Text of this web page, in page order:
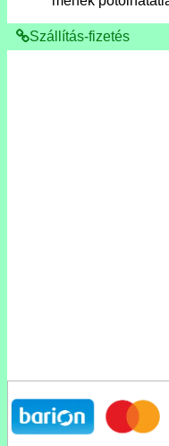
Szállítás-fizetés